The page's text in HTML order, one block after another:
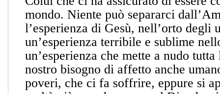
mondo. Niente può separarci
l’esperienza di Gesù, nell’orto degli
un’esperienza terribile e sublime
un’esperienza che mette a nudo
nostro bisogno di affetto anche
poveri, che ci fa soffrire, eppure si